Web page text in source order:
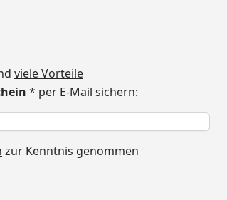
viele Vorteile
* per E-Mail sichern:
zur Kenntnis genommen